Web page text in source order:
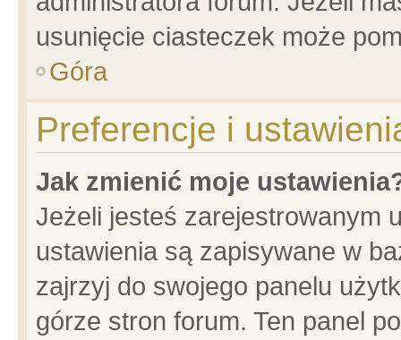
usunięcie ciasteczek może
Góra
Preferencje i
Jak zmienić moje
Jeżeli jesteś zarejestrowanym
ustawienia są zapisywane w
zajrzyj do swojego panelu
górze stron forum. Ten panel